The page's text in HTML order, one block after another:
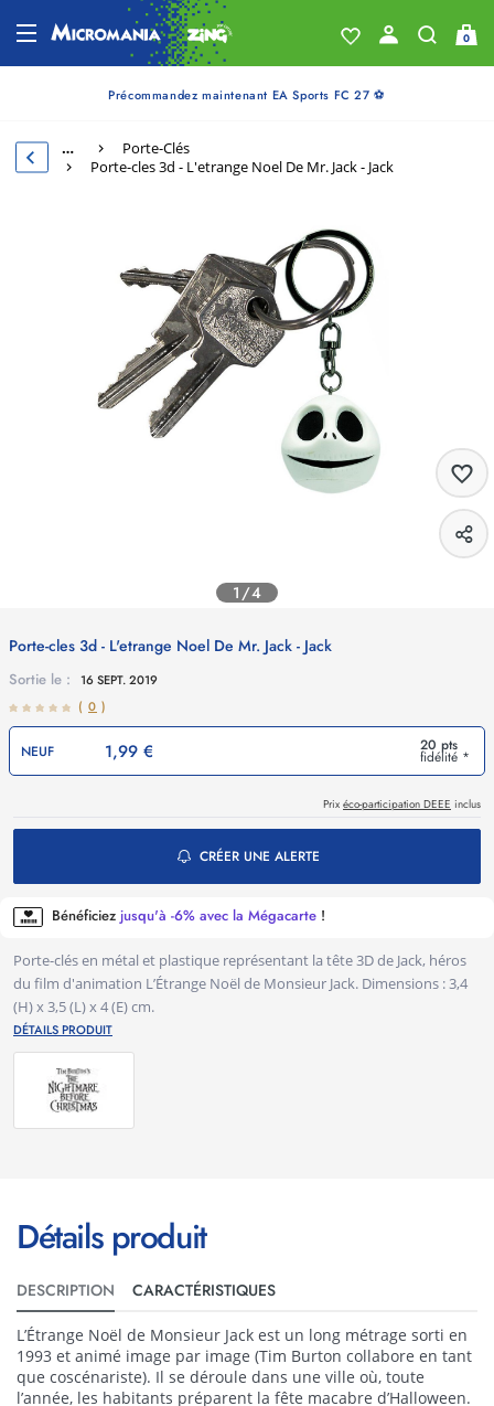
0
Précommandez maintenant EA Sports FC 27 ⚽
…
Porte-Clés
Porte-cles 3d - L'etrange Noel De Mr. Jack - Jack
1/4
Porte-cles 3d - L'etrange Noel De Mr. Jack - Jack
Sortie le :
16 SEPT. 2019
( 0 )
NEUF 1,99 € 20 pts
fidélité *
Prix éco-participation DEEE inclus
CRÉER UNE ALERTE
Bénéficiez jusqu'à -6% avec la Mégacarte !
Porte-clés en métal et plastique représentant la tête 3D de Jack, héros
du film d'animation L’Étrange Noël de Monsieur Jack. Dimensions : 3,4
(H) x 3,5 (L) x 4 (E) cm.
DÉTAILS PRODUIT
Détails produit
DESCRIPTION CARACTÉRISTIQUES
L’Étrange Noël de Monsieur Jack est un long métrage sorti en
1993 et animé image par image (Tim Burton collabore en tant
que coscénariste). Il se déroule dans une ville où, toute
l’année, les habitants préparent la fête macabre d’Halloween.